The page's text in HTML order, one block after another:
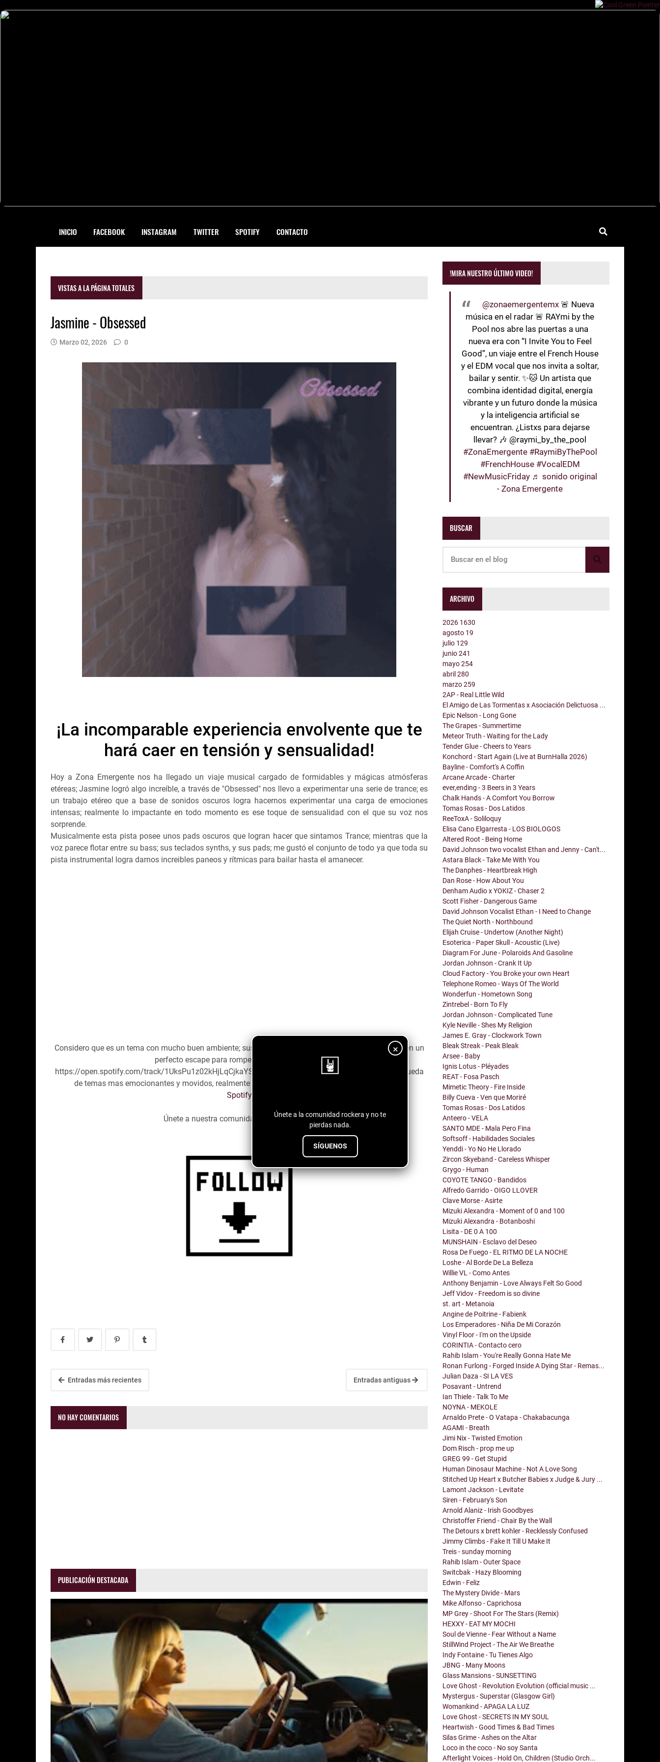
INICIO FACEBOOK INSTAGRAM TWITTER SPOTIFY CONTACTO
×
Únete a la comunidad rockera y no te
pierdas nada.
SÍGUENOS
VISTAS A LA PÁGINA TOTALES
Jasmine - Obsessed
Marzo 02, 2026 0
¡La incomparable experiencia envolvente que te
hará caer en tensión y sensualidad!
Hoy a Zona Emergente nos ha llegado un viaje musical cargado de formidables y mágicas atmósferas
etéreas; Jasmine logró algo increíble, a través de "Obsessed" nos llevo a experimentar una serie de trance; es
un trabajo etéreo que a base de sonidos oscuros logra hacernos experimentar una carga de emociones
intensas; realmente lo impactante en todo momento es ese toque de sensualidad con el que su voz nos
sorprende.
Musicalmente esta pista posee unos pads oscuros que logran hacer que sintamos Trance; mientras que la
voz parece flotar entre su bass; sus teclados synths, y sus pads; me gustó el conjunto de todo ya que toda su
pista instrumental logra darnos increibles paneos y rítmicas para bailar hasta el amanecer.
Considero que es un tema con mucho buen ambiente; sus toques Translúcidos y sintetizados la vuelven un
perfecto escape para romper con la cotidianidad.
https://open.spotify.com/track/1UksPu1z02kHjLqCjkaYSE?si=225ef04ed5ee463b Sí estás en la búsqueda
de temas mas emocionantes y movidos, realmente es una propuesta que no te debes de perder!
Spotify
Únete a nuestra comunidad emergente ↓↓↓↓
Entradas más recientes Entradas antiguas
NO HAY COMENTARIOS
PUBLICACIÓN DESTACADA
!MIRA NUESTRO ÚLTIMO VIDEO!
@zonaemergentemx 🚨 Nueva
música en el radar 🚨 RAYmi by the
Pool nos abre las puertas a una
nueva era con “I Invite You to Feel
Good”, un viaje entre el French House
y el EDM vocal que nos invita a soltar,
bailar y sentir. ✨🐱 Un artista que
combina identidad digital, energía
vibrante y un futuro donde la música
y la inteligencia artificial se
encuentran. ¿Listxs para dejarse
llevar? 🎶 @raymi_by_the_pool
#ZonaEmergente #RaymiByThePool
#FrenchHouse #VocalEDM
#NewMusicFriday ♬ sonido original
- Zona Emergente
BUSCAR
ARCHIVO
2026 1630
agosto 19
julio 129
junio241
mayo254
abril280
marzo259
2AP - Real Little Wild
El Amigo de Las Tormentas x Asociación Delictuosa ...
Epic Nelson - Long Gone
The Grapes - Summertime
Meteor Truth - Waiting for the Lady
Tender Glue - Cheers to Years
Konchord - Start Again (Live at BurnHalla 2026)
Bayline - Comfort's A Coffin
Arcane Arcade - Charter
ever,ending - 3 Beers in 3 Years
Chalk Hands - A Comfort You Borrow
Tomas Rosas - Dos Latidos
ReeToxA - Soliloquy
Elisa Cano Elgarresta - LOS BIOLOGOS
Altered Root - Being Home
David Johnson two vocalist Ethan and Jenny - Can't...
Astara Black - Take Me With You
The Danphes - Heartbreak High
Dan Rose - How About You
Denham Audio x YOKIZ - Chaser 2
Scott Fisher - Dangerous Game
David Johnson Vocalist Ethan - I Need to Change
The Quiet North - Northbound
Elijah Cruise - Undertow (Another Night)
Esoterica - Paper Skull - Acoustic (Live)
Diagram For June - Polaroids And Gasoline
Jordan Johnson - Crank It Up
Cloud Factory - You Broke your own Heart
Telephone Romeo - Ways Of The World
Wonderfun - Hometown Song
Zintrebel - Born To Fly
Jordan Johnson - Complicated Tune
Kyle Neville - Shes My Religion
James E. Gray - Clockwork Town
Bleak Streak - Peak Bleak
Arsee - Baby
Ignis Lotus - Pléyades
REAT - Fosa Pasch
Mimetic Theory - Fire Inside
Billy Cueva - Ven que Moriré
Tomas Rosas - Dos Latidos
Anteero - VELA
SANTO MDE - Mala Pero Fina
Softsoff - Habilidades Sociales
Yenddi - Yo No He Llorado
Zircon Skyeband - Careless Whisper
Grygo - Human
COYOTE TANGO - Bandidos
Alfredo Garrido - OIGO LLOVER
Clave Morse - Asirte
Mizuki Alexandra - Moment of 0 and 100
Mizuki Alexandra - Botanboshi
Lisita - DE 0 A 100
MUNSHAIN - Esclavo del Deseo
Rosa De Fuego - EL RITMO DE LA NOCHE
Loshe - Al Borde De La Belleza
Willie VL - Como Antes
Anthony Benjamin - Love Always Felt So Good
Jeff Vidov - Freedom is so divine
st. art - Metanoia
Angine de Poitrine - Fabienk
Los Emperadores - Niña De Mi Corazón
Vinyl Floor - I'm on the Upside
CORINTIA - Contacto cero
Rahib Islam - You're Really Gonna Hate Me
Ronan Furlong - Forged Inside A Dying Star - Remas...
Julian Daza - SI LA VES
Posavant - Untrend
Ian Thiele - Talk To Me
NOYNA - MEKOLE
Arnaldo Prete - O Vatapa - Chakabacunga
AGAMI - Breath
Jimi Nix - Twisted Emotion
Dom Risch - prop me up
GREG 99 - Get Stupid
Human Dinosaur Machine - Not A Love Song
Stitched Up Heart x Butcher Babies x Judge & Jury ...
Lamont Jackson - Levitate
Siren - February's Son
Arnold Alaniz - Irish Goodbyes
Christoffer Friend - Chair By the Wall
The Detours x brett kohler - Recklessly Confused
Jimmy Climbs - Fake It Till U Make It
Treis - sunday morning
Rahib Islam - Outer Space
Switcbak - Hazy Blooming
Edwin - Feliz
The Mystery Divide - Mars
Mike Alfonso - Caprichosa
MP Grey - Shoot For The Stars (Remix)
HEXXY - EAT MY MOCHI
Soul de Vienne - Fear Without a Name
StillWind Project - The Air We Breathe
Indy Fontaine - Tu Tienes Algo
JBNG - Many Moons
Glass Mansions - SUNSETTING
Love Ghost - Revolution Evolution (official music ...
Mystergus - Superstar (Glasgow Girl)
Womankind - APAGA LA LUZ
Love Ghost - SECRETS IN MY SOUL
Heartwish - Good Times & Bad Times
Silas Grime - Ashes on the Altar
Loco in the coco - No soy Santa
Afterlight Voices - Hold On, Children (Studio Orch...